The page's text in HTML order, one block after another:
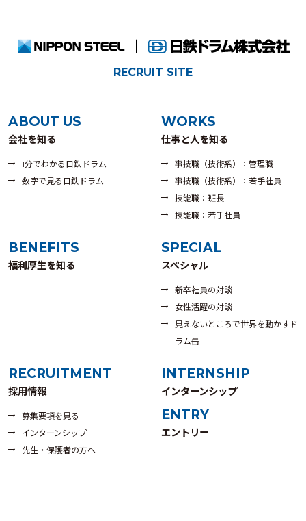
RECRUIT SITE
ABOUT US
会社を知る
1分でわかる日鉄ドラム
数字で見る日鉄ドラム
WORKS
仕事と人を知る
事技職（技術系）：管理職
事技職（技術系）：若手社員
技能職：班長
技能職：若手社員
BENEFITS
福利厚生を知る
SPECIAL
スペシャル
新卒社員の対談
女性活躍の対談
見えないところで世界を動かすド
ラム缶
RECRUITMENT
採用情報
募集要項を見る
インターンシップ
先生・保護者の方へ
INTERNSHIP
インターンシップ
ENTRY
エントリー